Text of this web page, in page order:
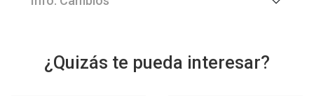
¿Quizás te pueda interesar?